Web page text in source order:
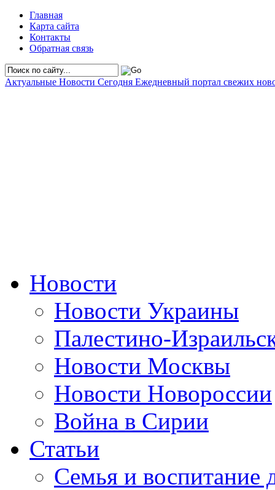
Главная
Карта сайта
Контакты
Обратная связь
Актуальные Новости Сегодня Ежедневный портал свежих
Новости
Новости Украины
Палестино-
Новости Москвы
Новости Новороссии
Война в Сирии
Статьи
Семья и воспитание